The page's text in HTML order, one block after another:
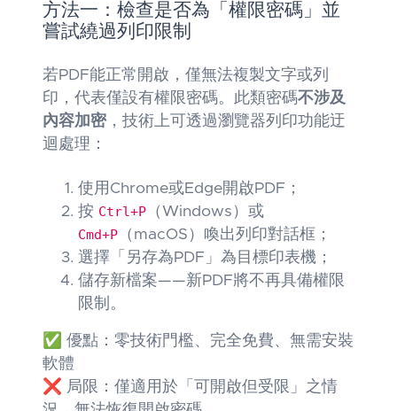
方法一：檢查是否為「權限密碼」並
嘗試繞過列印限制
若PDF能正常開啟，僅無法複製文字或列
印，代表僅設有權限密碼。此類密碼不涉及
內容加密，技術上可透過瀏覽器列印功能迂
迴處理：
使用Chrome或Edge開啟PDF；
按 Ctrl+P （Windows）或
Cmd+P （macOS）喚出列印對話框；
選擇「另存為PDF」為目標印表機；
儲存新檔案——新PDF將不再具備權限
限制。
✅ 優點：零技術門檻、完全免費、無需安裝
軟體
❌ 局限：僅適用於「可開啟但受限」之情